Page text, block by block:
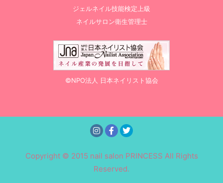
ジェルネイル技能検定上級
ネイルサロン衛生管理士
©NPO法人 日本ネイリスト協会
Copyright © 2015 nail salon PRINCESS All Rights
Reserved.